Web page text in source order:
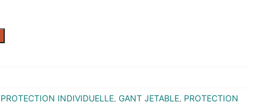
INDIVIDUELLE, GANT JETABLE, PROTECTION